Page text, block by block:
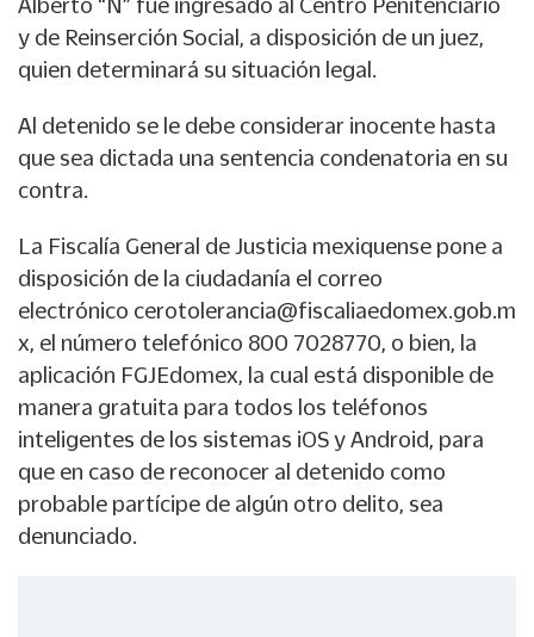
Alberto “N” fue ingresado al Centro Penitenciario
y de Reinserción Social, a disposición de un juez,
quien determinará su situación legal.
Al detenido se le debe considerar inocente hasta
que sea dictada una sentencia condenatoria en su
contra.
La Fiscalía General de Justicia mexiquense pone a
disposición de la ciudadanía el correo
electrónico cerotolerancia@fiscaliaedomex.gob.m
x, el número telefónico 800 7028770, o bien, la
aplicación FGJEdomex, la cual está disponible de
manera gratuita para todos los teléfonos
inteligentes de los sistemas iOS y Android, para
que en caso de reconocer al detenido como
probable partícipe de algún otro delito, sea
denunciado.